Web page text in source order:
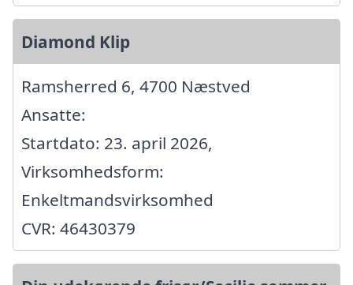
Diamond Klip
Ramsherred 6, 4700 Næstved
Ansatte:
Startdato: 23. april 2026,
Virksomhedsform:
Enkeltmandsvirksomhed
CVR: 46430379